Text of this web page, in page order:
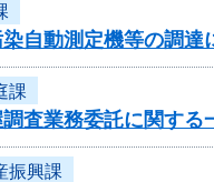
自動測定機等の調達
課
査業務委託に関する
振興課